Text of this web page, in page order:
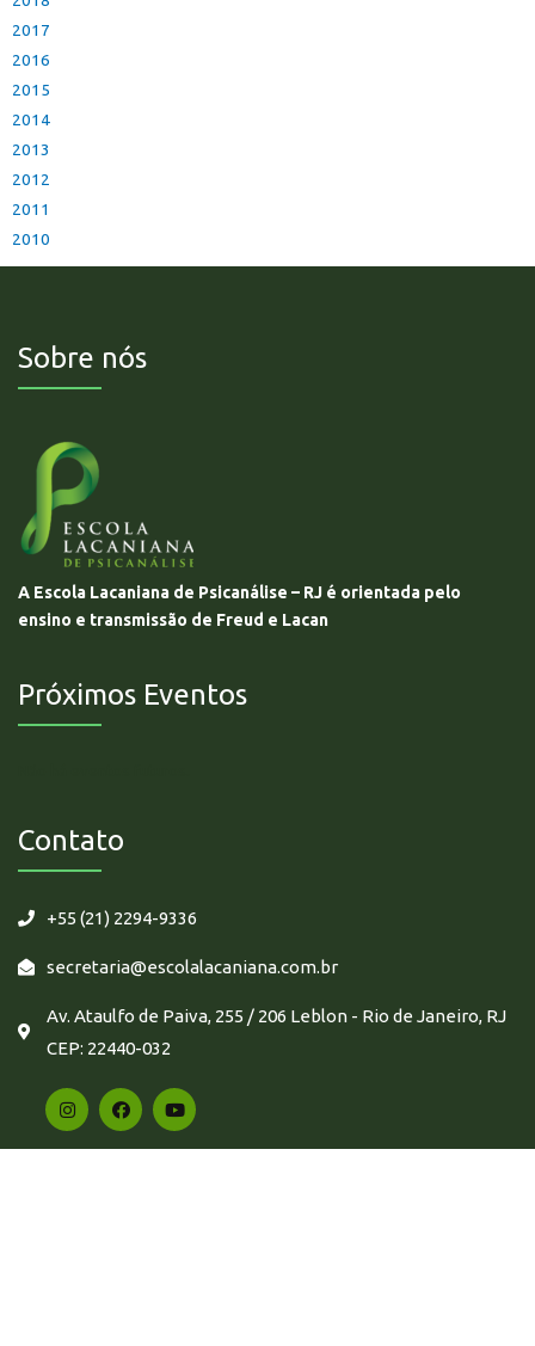
2017
2016
2015
2014
2013
2012
2011
2010
Sobre nós
A Escola Lacaniana de Psicanálise – RJ é orientada pelo
ensino e transmissão de Freud e Lacan
Próximos Eventos
Contato
+55 (21) 2294-9336
secretaria@escolalacaniana.com.br
Av. Ataulfo de Paiva, 255 / 206 Leblon - Rio de Janeiro, RJ
CEP: 22440-032